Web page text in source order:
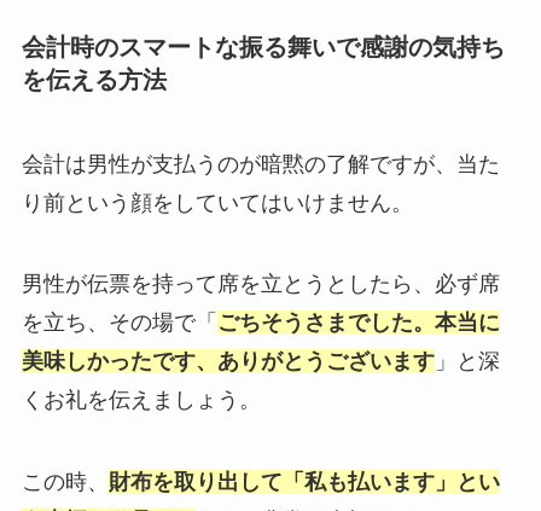
会計時のスマートな振る舞いで感謝の気持ち
を伝える方法
会計は男性が支払うのが暗黙の了解ですが、当た
り前という顔をしていてはいけません。
男性が伝票を持って席を立とうとしたら、必ず席
を立ち、その場で「 ごちそうさまでした。本当に
美味しかったです、ありがとうございます」と深
くお礼を伝えましょう。
この時、 財布を取り出して「私も払います」とい